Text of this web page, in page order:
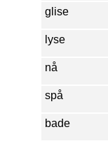
glise
lyse
nå
spå
bade